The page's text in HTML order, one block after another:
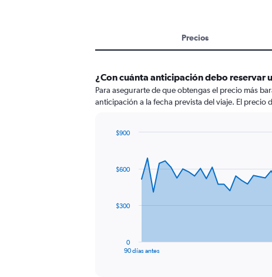
Precios
¿Con cuánta anticipación debo reservar
Para asegurarte de que obtengas el precio más
anticipación a la fecha prevista del viaje. El precio
data
The
90 días antes
0
$300
$600
$900